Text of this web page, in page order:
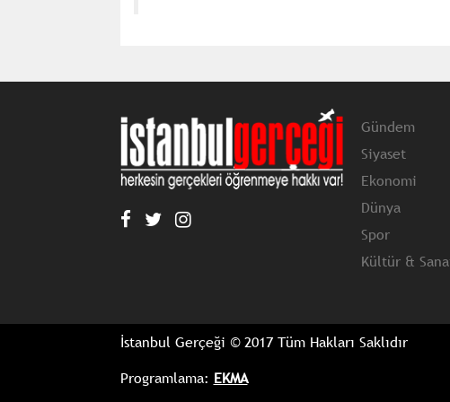
Gündem
Siyaset
Ekonomi
Dünya
Spor
Kültür &
İstanbul Gerçeği © 2017 Tüm Hakları Saklıdır
Programlama: EKMA